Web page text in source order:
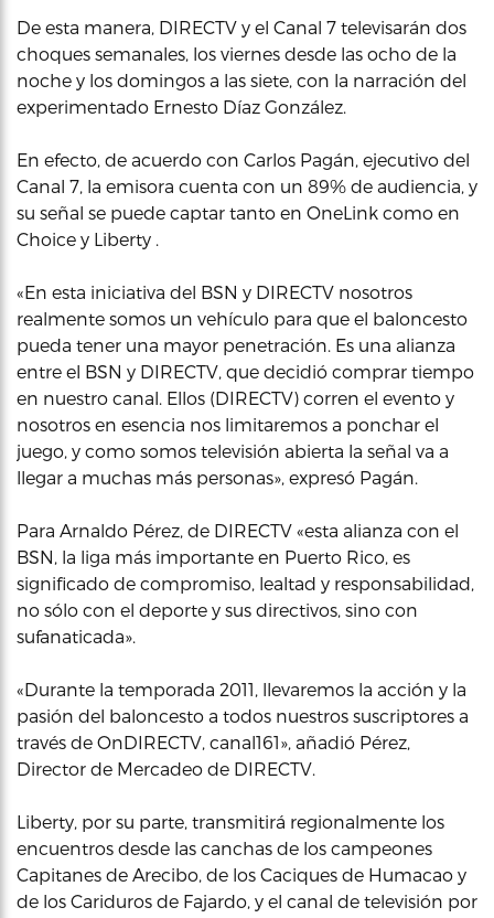
De esta manera, DIRECTV y el Canal 7 televisarán dos
choques semanales, los viernes desde las ocho de la
noche y los domingos a las siete, con la narración del
experimentado Ernesto Díaz González.
En efecto, de acuerdo con Carlos Pagán, ejecutivo del
Canal 7, la emisora cuenta con un 89% de audiencia, y
su señal se puede captar tanto en OneLink como en
Choice y Liberty .
«En esta iniciativa del BSN y DIRECTV nosotros
realmente somos un vehículo para que el baloncesto
pueda tener una mayor penetración. Es una alianza
entre el BSN y DIRECTV, que decidió comprar tiempo
en nuestro canal. Ellos (DIRECTV) corren el evento y
nosotros en esencia nos limitaremos a ponchar el
juego, y como somos televisión abierta la señal va a
llegar a muchas más personas», expresó Pagán.
Para Arnaldo Pérez, de DIRECTV «esta alianza con el
BSN, la liga más importante en Puerto Rico, es
significado de compromiso, lealtad y responsabilidad,
no sólo con el deporte y sus directivos, sino con
sufanaticada».
«Durante la temporada 2011, llevaremos la acción y la
pasión del baloncesto a todos nuestros suscriptores a
través de OnDIRECTV, canal161», añadió Pérez,
Director de Mercadeo de DIRECTV.
Liberty, por su parte, transmitirá regionalmente los
encuentros desde las canchas de los campeones
Capitanes de Arecibo, de los Caciques de Humacao y
de los Cariduros de Fajardo, y el canal de televisión por